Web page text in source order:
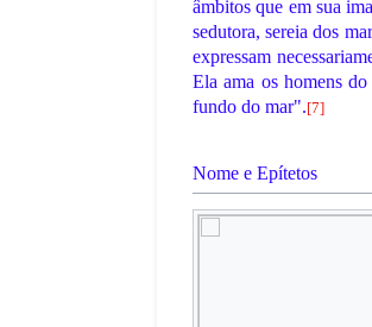
âmbitos que em sua
sedutora, sereia dos
expressam
Ela ama os homens
fundo do mar".[7]
Nome e Epítetos